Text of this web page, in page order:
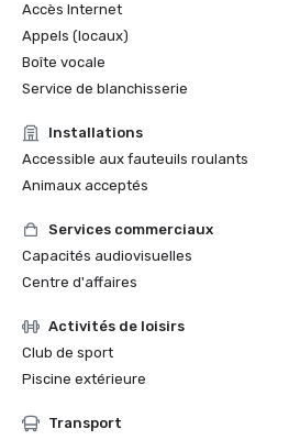
Accès Internet
Appels (locaux)
Boîte vocale
Service de blanchisserie
Installations
Accessible aux fauteuils roulants
Animaux acceptés
Services commerciaux
Capacités audiovisuelles
Centre d'affaires
Activités de loisirs
Club de sport
Piscine extérieure
Transport